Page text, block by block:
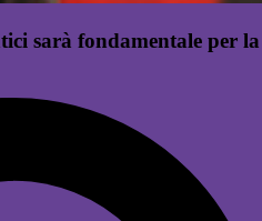
sarà fondamentale per la